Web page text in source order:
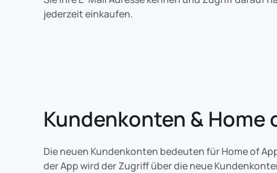
jederzeit einkaufen.
Kundenkonten & Home
Die neuen Kundenkonten bedeuten für Home of
der App wird der Zugriff über die neue